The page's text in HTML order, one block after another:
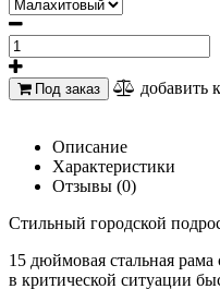
Под заказ добавить
Описание
Характеристики
Отзывы (0)
Стильный городской
15 дюймовая стальная
в критической ситуации